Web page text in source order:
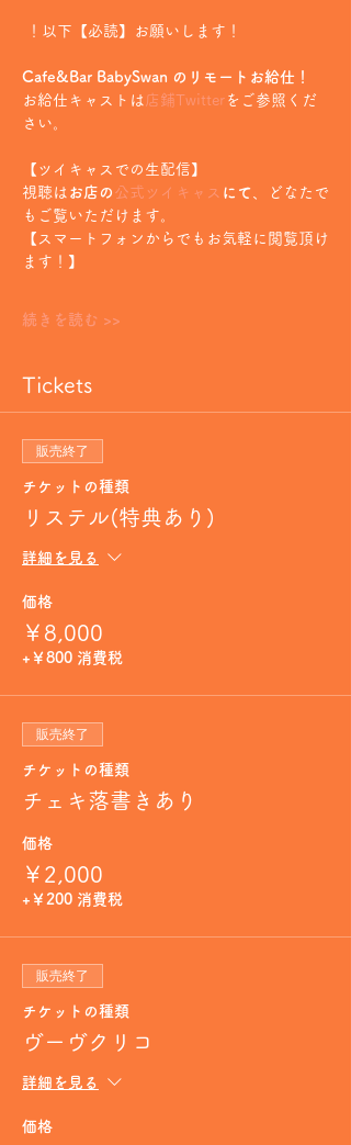
！以下【必読】お願いします！
Cafe&Bar BabySwan のリモートお給仕！
お給仕キャストは 店鋪Twitter をご参照くだ
さい。
【ツイキャスでの生配信】
視聴は お店の 公式ツイキャス にて 、どなたで
もご覧いただけます。
【スマートフォンからでもお気軽に閲覧頂け
ます！】
続きを読む >>
Tickets
販売終了
チケットの種類
リステル(特典あり)
詳細を見る
価格
￥8,000
+￥800 消費税
販売終了
チケットの種類
チェキ落書きあり
価格
￥2,000
+￥200 消費税
販売終了
チケットの種類
ヴーヴクリコ
詳細を見る
価格